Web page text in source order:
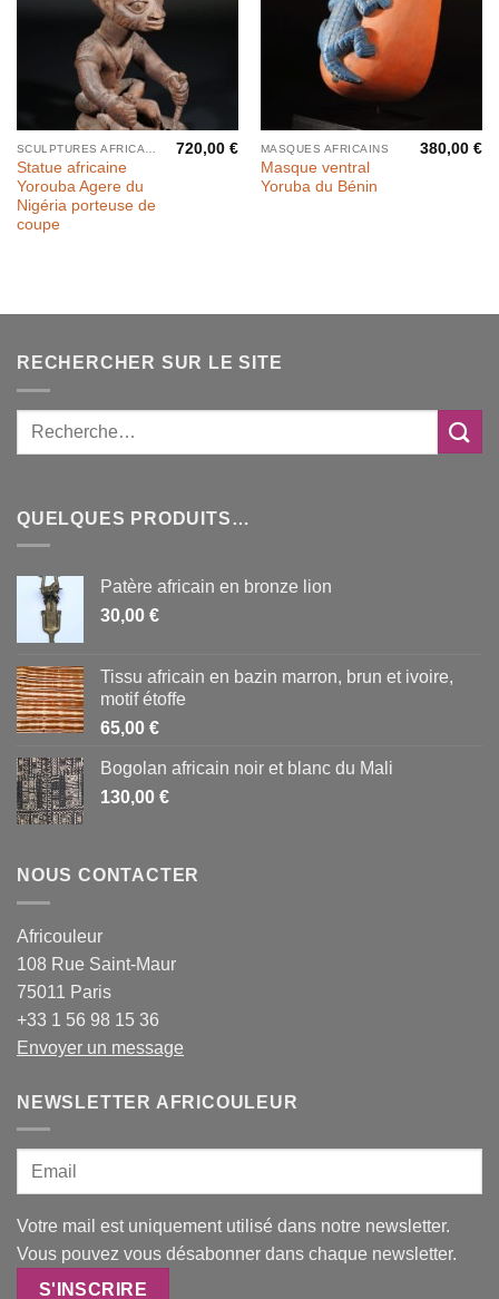
Statue africaine
Yorouba Agere du
Nigéria porteuse de
coupe
720,00€ MASQUES AFRICAINS
Masque ventral
Yoruba du Bénin
380,00€
RECHERCHER SUR LE SITE
QUELQUES PRODUITS…
Patère africain en bronze lion
30,00 €
Tissu africain en bazin marron, brun et ivoire,
motif étoffe
65,00 €
Bogolan africain noir et blanc du Mali
130,00 €
NOUS CONTACTER
Africouleur
108 Rue Saint-Maur
75011 Paris
+33 1 56 98 15 36
Envoyer un message
NEWSLETTER AFRICOULEUR
Votre mail est uniquement utilisé dans notre newsletter.
Vous pouvez vous désabonner dans chaque newsletter.